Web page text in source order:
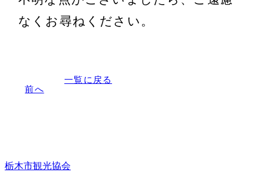
なくお尋ねください。
前へ
一覧に戻る
栃木市観光協会